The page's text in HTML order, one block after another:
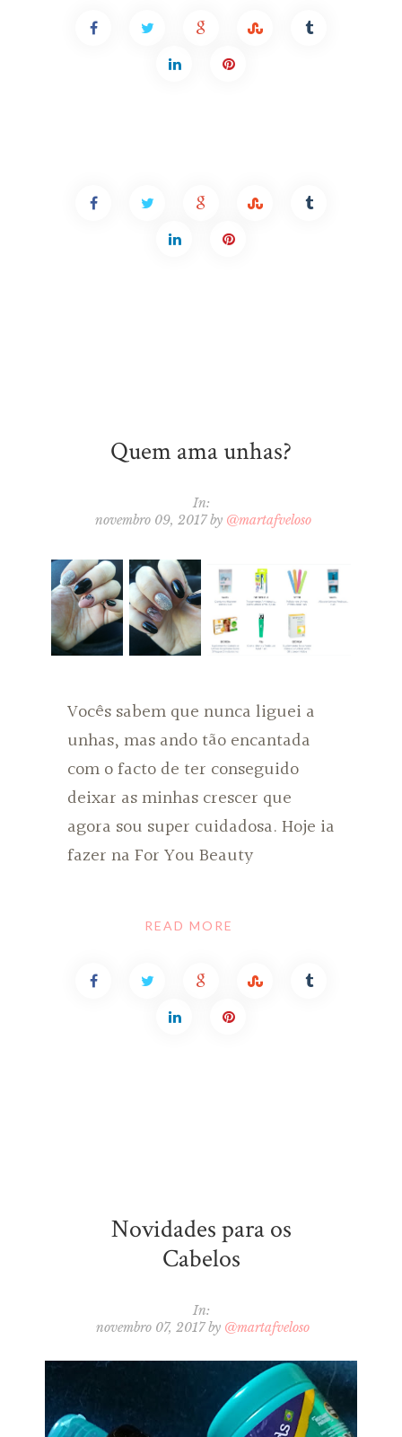
Quem ama unhas?
In:
novembro 09, 2017by @martafveloso
Vocês sabem que nunca liguei a
unhas, mas ando tão encantada
com o facto de ter conseguido
deixar as minhas crescer que
agora sou super cuidadosa. Hoje ia
fazer na For You Beauty
READ MORE
Novidades para os
Cabelos
In:
novembro 07, 2017by @martafveloso